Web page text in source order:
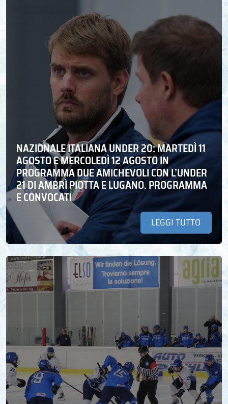
NAZIONALE ITALIANA UNDER 20: MARTEDÌ 11
AGOSTO E MERCOLEDÌ 12 AGOSTO IN
PROGRAMMA DUE AMICHEVOLI CON L’UNDER
21 DI AMBRÌ PIOTTA E LUGANO. PROGRAMMA
E CONVOCATI
LEGGI TUTTO